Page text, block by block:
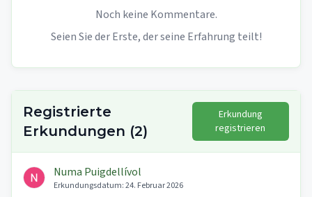
Noch keine Kommentare.
Seien Sie der Erste, der seine Erfahrung teilt!
Registrierte
Erkundungen (2)
Erkundung
registrieren
Numa Puigdellívol
Erkundungsdatum:24. Februar 2026